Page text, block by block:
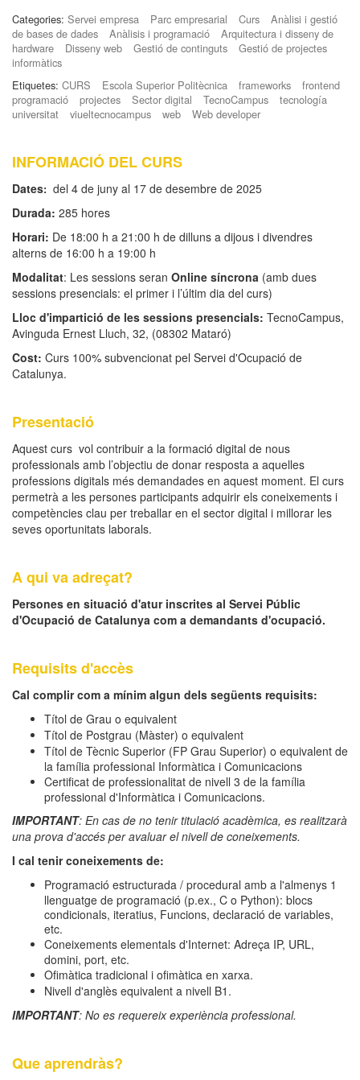
Categories: Servei empresa Parc empresarial Curs
Anàlisi i gestió
de bases de dades
Anàlisis i programació
Arquitectura i disseny de
hardware
Disseny web Gestió de continguts
Gestió de projectes
informàtics
Etiquetes: CURS Escola Superior Politècnica frameworks
frontend
programació
projectes Sector digital TecnoCampus
tecnología
universitat
viueltecnocampus web Web developer
INFORMACIÓ DEL CURS
Dates: del 4 de juny al 17 de desembre de 2025
Durada: 285 hores
Horari: De 18:00 h a 21:00 h de dilluns a dijous i divendres
alterns de 16:00 h a 19:00 h
Modalitat: Les sessions seran Online síncrona (amb dues
sessions presencials: el primer i l’últim dia del curs)
Lloc d'impartició de les sessions presencials: TecnoCampus,
Avinguda Ernest Lluch, 32, (08302 Mataró)
Cost: Curs 100% subvencionat pel Servei d'Ocupació de
Catalunya.
Presentació
Aquest curs vol contribuir a la formació digital de nous
professionals amb l’objectiu de donar resposta a aquelles
professions digitals més demandades en aquest moment. El curs
permetrà a les persones participants adquirir els coneixements i
competències clau per treballar en el sector digital i millorar les
seves oportunitats laborals.
A qui va adreçat?
Persones en situació d'atur inscrites al Servei Públic
d'Ocupació de Catalunya com a demandants d'ocupació.
Requisits d'accès
Cal complir com a mínim algun dels següents requisits:
Títol de Grau o equivalent
Títol de Postgrau (Màster) o equivalent
Títol de Tècnic Superior (FP Grau Superior) o equivalent de
la família professional Informàtica i Comunicacions
Certificat de professionalitat de nivell 3 de la família
professional d'Informàtica i Comunicacions.
IMPORTANT: En cas de no tenir titulació acadèmica, es realitzarà
una prova d'accés per avaluar el nivell de coneixements.
I cal tenir coneixements de:
Programació estructurada / procedural amb a l'almenys 1
llenguatge de programació (p.ex., C o Python): blocs
condicionals, iteratius, Funcions, declaració de variables,
etc.
Coneixements elementals d'Internet: Adreça IP, URL,
domini, port, etc.
Ofimàtica tradicional i ofimàtica en xarxa.
Nivell d'anglès equivalent a nivell B1.
IMPORTANT: No es requereix experiència professional.
Que aprendràs?